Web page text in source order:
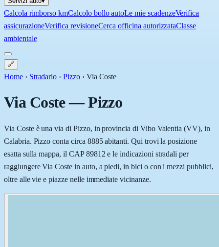
Calcola rimborso kmCalcolo bollo autoLe mie scadenzeVerifica
assicurazioneVerifica revisioneCerca officina autorizzataClasse
ambientale
🔗
Home › Stradario › Pizzo › Via Coste
Via Coste—Pizzo
Via Coste è una via di Pizzo, in provincia di Vibo Valentia (VV), in
Calabria. Pizzo conta circa 8885 abitanti. Qui trovi la posizione
esatta sulla mappa, il CAP 89812 e le indicazioni stradali per
raggiungere Via Coste in auto, a piedi, in bici o con i mezzi pubblici,
oltre alle vie e piazze nelle immediate vicinanze.